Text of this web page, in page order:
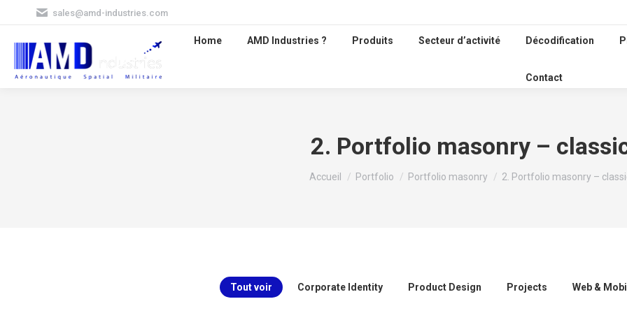
sales@amd-industries.com
Home AMD Industries ? Produits Secteur d’activité Décodification
Contact
2. Portfolio masonry –
Vous êtes ici :
Accueil Portfolio Portfolio masonry 2. Portfolio masonry –
Tout voir Corporate Identity Product Design Projects Web &